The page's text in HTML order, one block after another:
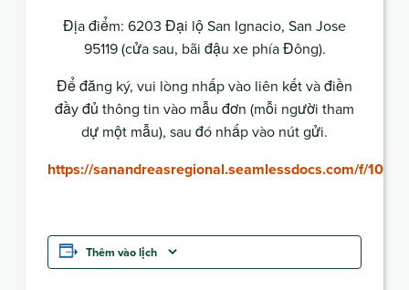
Địa điểm: 6203 Đại lộ San Ignacio, San Jose
95119 (cửa sau, bãi đậu xe phía Đông).
Để đăng ký, vui lòng nhấp vào liên kết và điền
đầy đủ thông tin vào mẫu đơn (mỗi người tham
dự một mẫu), sau đó nhấp vào nút gửi.
https://sanandreasregional.seamlessdocs.com/f/
Thêm vào lịch